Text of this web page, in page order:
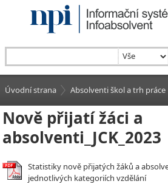
Úvodní strana Absolventi škol a trh práce
Nově přijatí žáci a
absolventi_JCK_2023
Statistiky nově přijatých žáků a
jednotlivých kategoriích vzdělání